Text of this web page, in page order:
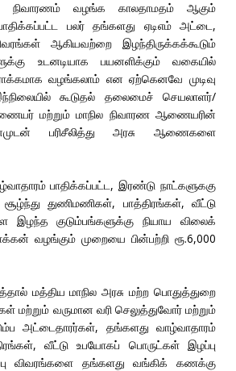
நிவாரணம் வழங்க காலதாமதம் ஆகும்
பலர் தங்களது ஏடிஎம் அட்டை,
ஆகியவற்றை இழந்திருக்கக்கூடும்
உடனடியாக பயனளிக்கும் வகையில்
வழங்கலாம் என ஏற்கெனவே முடிவு
கூடுதல் தலைமைச் செயலாளர்/
மற்றும் மாநில நிவாரண ஆணையரின்
பரிசீலித்து அரசு ஆணைகளை
பாதிக்கப்பட்ட, இரண்டு நாட்களுககு
துணிமணிகள், பாத்திரங்கள், வீட்டு
இழந்த குடும்பங்களுக்கு நியாய விலைக்
வழங்கும் முறையை பின்பற்றி ரூ.6,000
மத்திய மாநில அரசு மற்ற பொதுத்துறை
மற்றும் வருமான வரி செலுத்துவோர் மற்றும்
அட்டைதாரர்கள், தங்களது வாழ்வாதாரம்
வீட்டு உபயோகப் பொருட்கள் இழப்பு
விவரங்களை தங்களது வங்கிக் கணக்கு